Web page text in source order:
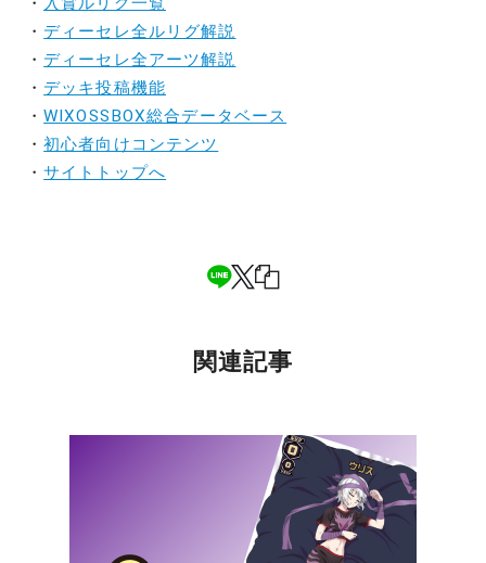
・ ディーセレ全ルリグ解説
・ ディーセレ全アーツ解説
・ デッキ投稿機能
・WIXOSSBOX総合データベース
・初心者向けコンテンツ
・サイトトップへ
関連記事